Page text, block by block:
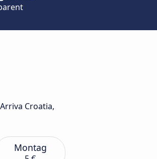
Croatia,
Montag